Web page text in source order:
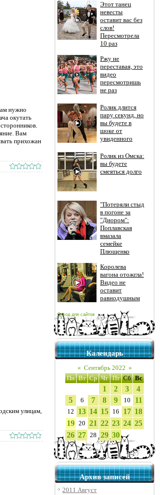
нужно
окутать
Вам
прихожан
улицам,
Этот танец
невесты
оставит вас без
слов!
Пересмотрела
10 раз
Ржу не
переставая, это
видео
пересмотришь
не раз
Ролик длится
пару секунд, но
вы будете в
шоке от
увиденного
Ролик из Омска:
вы будете
смеяться долго
"Потеряли стыд
в погоне за
"Диором":
Поплавская
вмазала
семейке
Плющенко
Королева
вагона отожгла!
Видео не
оставит
равнодушным
Доход для сайтов
Календарь
« Сентябрь 2022 »
Пн Вт Ср Чт Пт Сб Вс
1 2 3
4
5
6 7 8 9 10 11
12 13 14 15 16 17 18
19 20 21 22 23 24 25
26 27 28 29 30
Архив записей
2011 Август